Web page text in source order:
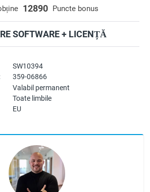
SW10394
359-06866
Valabil permanent
Toate limbile
EU
12890 Puncte bonus
SOFTWARE + LICENȚĂ